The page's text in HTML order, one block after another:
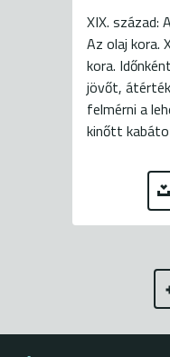
XIX. század:
Az olaj kora.
kora.
jövőt,
felmérni a
kinőtt